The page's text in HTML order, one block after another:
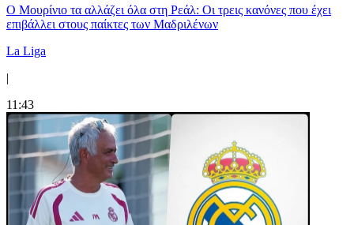
Ο Μουρίνιο τα αλλάζει όλα στη Ρεάλ: Οι τρεις κανόνες που έχει
επιβάλλει στους παίκτες των Μαδριλένων
La Liga
|
11:43